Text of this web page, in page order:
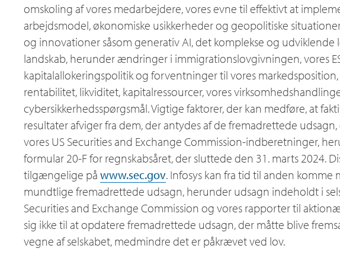
omskoling af vores medarbejdere, vores evne til effektivt at
arbejdsmodel, økonomiske usikkerheder og geopolitiske
og innovationer såsom generativ AI, det komplekse og
landskab, herunder ændringer i immigrationslovgivningen, vores
kapitalallokeringspolitik og forventninger til vores
rentabilitet, likviditet, kapitalressourcer, vores
cybersikkerhedsspørgsmål. Vigtige faktorer, der kan medføre, at
resultater afviger fra dem, der antydes af de fremadrettede
vores US Securities and Exchange Commission-indberetninger,
formular 20-F for regnskabsåret, der sluttede den 31. marts 2024.
tilgængelige på www.sec.gov. Infosys kan fra tid til anden
mundtlige fremadrettede udsagn, herunder udsagn indeholdt i
Securities and Exchange Commission og vores rapporter til
sig ikke til at opdatere fremadrettede udsagn, der måtte blive
vegne af selskabet, medmindre det er påkrævet ved lov.